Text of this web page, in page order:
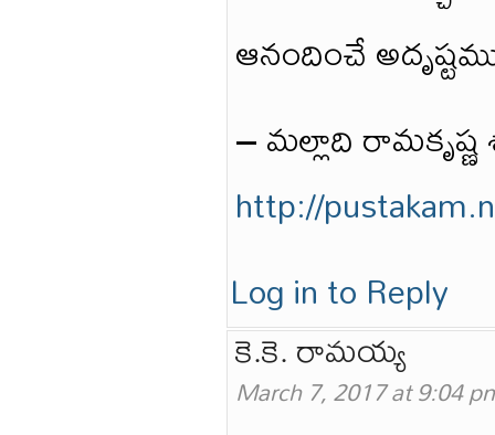
ఆనందించే
– మల్లాది రామకృష్ణ
http://
Log in to Reply
కె.కె. రామయ్య
March 7, 2017 at 9:04